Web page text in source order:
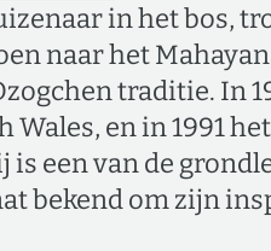
in het bos,
naar het
traditie. In
Wales, en in 1991
is een van de
bekend om zijn